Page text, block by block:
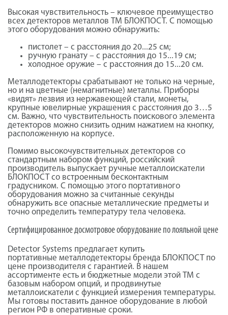
Высокая чувствительность – ключевое преимущество
всех детекторов металлов ТМ БЛОКПОСТ. С помощью
этого оборудования можно обнаружить:
пистолет – с расстояния до 20...25 см;
ручную гранату – с расстояния до 15...19 см;
холодное оружие – с расстояния до 15...20 см.
Металлодетекторы срабатывают не только на черные,
но и на цветные (немагнитные) металлы. Приборы
«видят» лезвия из нержавеющей стали, монеты,
крупные ювелирные украшения с расстояния до 3…5
см. Важно, что чувствительность поискового элемента
детекторов можно снизить одним нажатием на кнопку,
расположенную на корпусе.
Помимо высокочувствительных детекторов со
стандартным набором функций, российский
производитель выпускает ручные металлоискатели
БЛОКПОСТ со встроенным бесконтактным
градусником. С помощью этого портативного
оборудования можно за считанные секунды
обнаружить все опасные металлические предметы и
точно определить температуру тела человека.
Сертифицированное досмотровое оборудование по лояльной цене
Detector Systems предлагает купить
портативные металлодетекторы бренда БЛОКПОСТ по
цене производителя с гарантией. В нашем
ассортименте есть и бюджетные модели этой ТМ с
базовым набором опций, и продвинутые
металлоискатели с функцией измерения температуры.
Мы готовы поставить данное оборудование в любой
регион РФ в оперативные сроки.